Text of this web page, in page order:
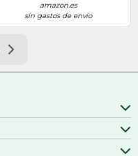
amazon.es
sin gastos de envío